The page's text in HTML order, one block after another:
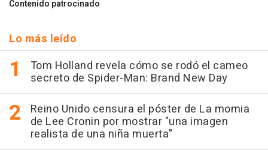
Contenido patrocinado
Lo más leído
Tom Holland revela cómo se rodó el cameo
secreto de Spider-Man: Brand New Day
Reino Unido censura el póster de La momia
de Lee Cronin por mostrar "una imagen
realista de una niña muerta"